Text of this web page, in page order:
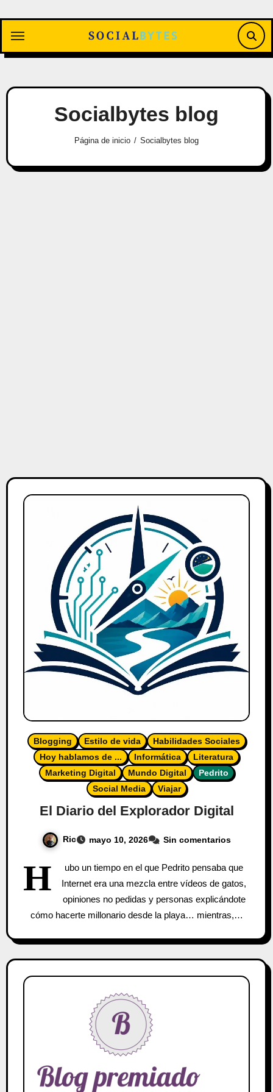
contenido
Socialbytes blog
Página de inicio Socialbytes blog
Blogging Estilo de vida
Habilidades Sociales
Hoy hablamos de ...
Informática
Literatura
Marketing Digital
Mundo Digital
Pedrito
Social Media
Viajar
El Diario del Explorador Digital
Ric mayo 10, 2026 Sin comentarios
H
ubo un tiempo en el que Pedrito pensaba que
Internet era una mezcla entre vídeos de gatos,
opiniones no pedidas y personas explicándote
cómo hacerte millonario desde la playa… mientras,…